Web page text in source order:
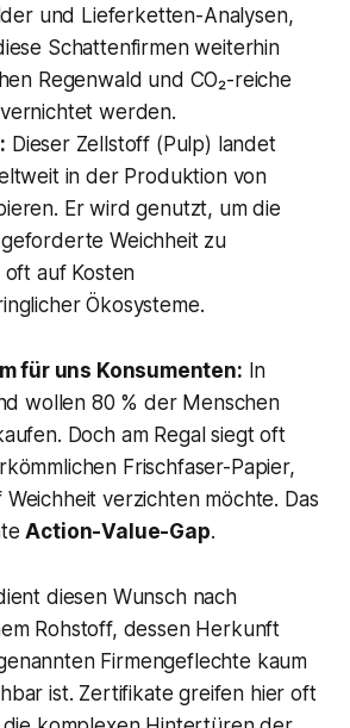
und Lieferketten-Analysen,
Schattenfirmen weiterhin
Regenwald und CO₂-reiche
werden.
Dieser Zellstoff (Pulp) landet
in der Produktion von
Er wird genutzt, um die
Weichheit zu
auf Kosten
Ökosysteme.
für uns Konsumenten: In
wollen 80 % der Menschen
Doch am Regal siegt oft
Frischfaser-Papier,
verzichten möchte. Das
Action-Value-Gap.
diesen Wunsch nach
Rohstoff, dessen Herkunft
Firmengeflechte kaum
ist. Zertifikate greifen hier oft